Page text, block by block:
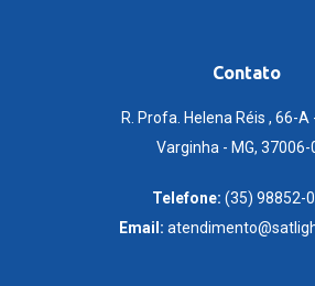
Contato
R. Profa. Helena Réis , 66-A
Varginha - MG, 37006-
Telefone: (35) 98852-
Email: